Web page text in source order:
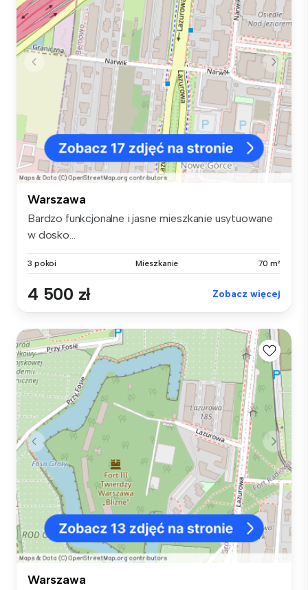
Warszawa
Bardzo funkcjonalne i jasne mieszkanie usytuowane
w dosko...
3 pokoi Mieszkanie 70 m²
4 500 zł Zobacz więcej
Warszawa